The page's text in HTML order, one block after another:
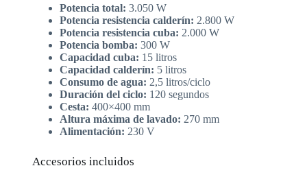
Potencia total: 3.050 W
Potencia resistencia calderín: 2.800 W
Potencia resistencia cuba: 2.000 W
Potencia bomba: 300 W
Capacidad cuba: 15 litros
Capacidad calderín: 5 litros
Consumo de agua: 2,5 litros/ciclo
Duración del ciclo: 120 segundos
Cesta: 400×400 mm
Altura máxima de lavado: 270 mm
Alimentación: 230 V
Accesorios incluidos